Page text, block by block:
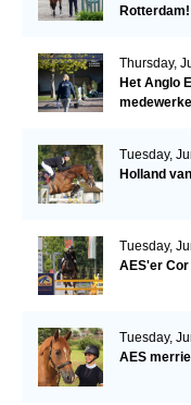
Rotterdam!
Thursday,
Het Anglo
Tuesday,
Holland
Tuesday,
AES'er
Tuesday,
AES